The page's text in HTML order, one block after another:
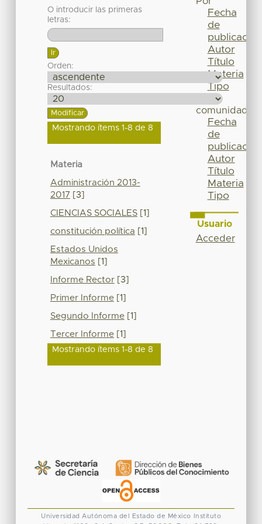
O introducir las primeras
letras:
Orden:
Resultados:
Mostrando ítems 1-8 de 8
Materia
Administración 2013-
2017 [3]
CIENCIAS SOCIALES[1]
constitución política [1]
Estados Unidos
Mexicanos [1]
Informe Rector[3]
Primer Informe[1]
Segundo Informe[1]
Tercer Informe[1]
Mostrando ítems 1-8 de 8
Fecha
de
publicación
Autor
Título
Materia
Tipo
comunidad
Fecha
de
publicación
Autor
Título
Materia
Tipo
Usuario
Acceder
Universidad Autónoma del Estado de México
Instituto